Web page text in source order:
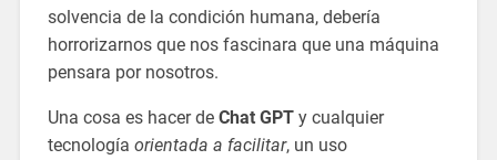
solvencia de la condición humana, debería
horrorizarnos que nos fascinara que una máquina
pensara por nosotros.
Una cosa es hacer de Chat GPTy cualquier
tecnología orientada a facilitar, un uso